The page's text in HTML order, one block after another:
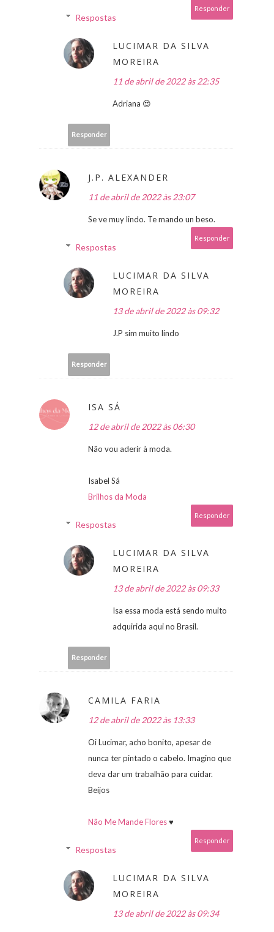
Responder
Respostas
LUCIMAR DA SILVA
MOREIRA
11 de abril de 2022 às 22:35
Adriana 😍
Responder
J.P. ALEXANDER
11 de abril de 2022 às 23:07
Se ve muy lindo. Te mando un beso.
Responder
Respostas
LUCIMAR DA SILVA
MOREIRA
13 de abril de 2022 às 09:32
J.P sim muito lindo
Responder
ISA SÁ
12 de abril de 2022 às 06:30
Não vou aderir à moda.
Isabel Sá
Brilhos da Moda
Responder
Respostas
LUCIMAR DA SILVA
MOREIRA
13 de abril de 2022 às 09:33
Isa essa moda está sendo muito
adquirida aqui no Brasil.
Responder
CAMILA FARIA
12 de abril de 2022 às 13:33
Oi Lucimar, acho bonito, apesar de
nunca ter pintado o cabelo. Imagino que
deva dar um trabalhão para cuidar.
Beijos
Não Me Mande Flores♥
Responder
Respostas
LUCIMAR DA SILVA
MOREIRA
13 de abril de 2022 às 09:34